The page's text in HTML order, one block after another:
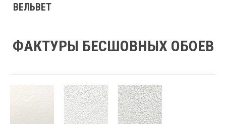
ВЕЛЬВЕТ
ФАКТУРЫ БЕСШОВНЫХ ОБОЕВ